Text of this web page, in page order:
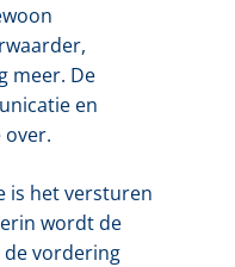
meer. De
en
over.
is het versturen
wordt de
vordering